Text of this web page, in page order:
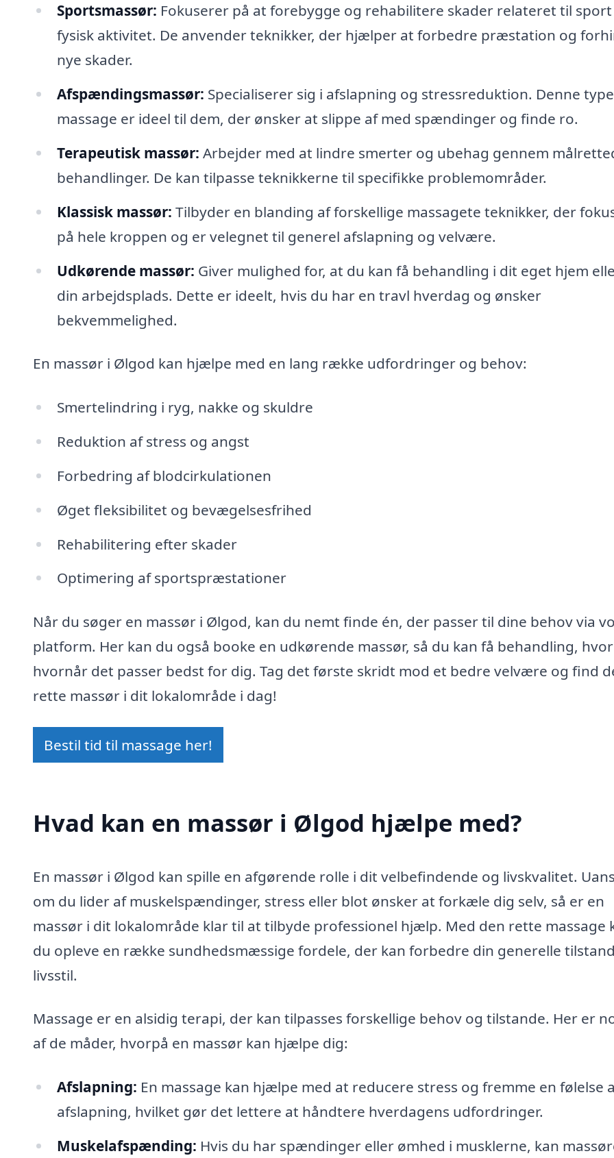
Sportsmassør: Fokuserer på at forebygge og rehabilitere skader relateret til
fysisk aktivitet. De anvender teknikker, der hjælper at forbedre præstation og
nye skader.
Afspændingsmassør: Specialiserer sig i afslapning og stressreduktion. Denne type
massage er ideel til dem, der ønsker at slippe af med spændinger og finde ro.
Terapeutisk massør: Arbejder med at lindre smerter og ubehag gennem
behandlinger. De kan tilpasse teknikkerne til specifikke problemområder.
Klassisk massør: Tilbyder en blanding af forskellige massagete teknikker, der
på hele kroppen og er velegnet til generel afslapning og velvære.
Udkørende massør: Giver mulighed for, at du kan få behandling i dit eget hjem
din arbejdsplads. Dette er ideelt, hvis du har en travl hverdag og ønsker
bekvemmelighed.
En massør i Ølgod kan hjælpe med en lang række udfordringer og behov:
Smertelindring i ryg, nakke og skuldre
Reduktion af stress og angst
Forbedring af blodcirkulationen
Øget fleksibilitet og bevægelsesfrihed
Rehabilitering efter skader
Optimering af sportspræstationer
Når du søger en massør i Ølgod, kan du nemt finde én, der passer til dine behov via
platform. Her kan du også booke en udkørende massør, så du kan få behandling,
hvornår det passer bedst for dig. Tag det første skridt mod et bedre velvære og find
rette massør i dit lokalområde i dag!
Bestil tid til massage her!
Hvad kan en massør i Ølgod hjælpe med?
En massør i Ølgod kan spille en afgørende rolle i dit velbefindende og livskvalitet.
om du lider af muskelspændinger, stress eller blot ønsker at forkæle dig selv, så er en
massør i dit lokalområde klar til at tilbyde professionel hjælp. Med den rette massage
du opleve en række sundhedsmæssige fordele, der kan forbedre din generelle
livsstil.
Massage er en alsidig terapi, der kan tilpasses forskellige behov og tilstande. Her er
af de måder, hvorpå en massør kan hjælpe dig:
Afslapning: En massage kan hjælpe med at reducere stress og fremme en følelse
afslapning, hvilket gør det lettere at håndtere hverdagens udfordringer.
Muskelafspænding: Hvis du har spændinger eller ømhed i musklerne, kan